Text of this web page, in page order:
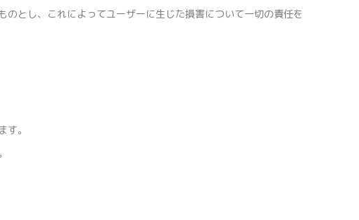
とし、これによってユーザーに生じた損害について一切の責任を
。